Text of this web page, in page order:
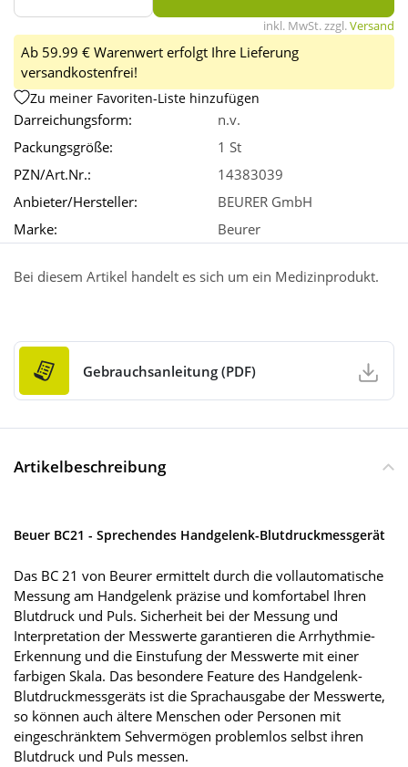
inkl. MwSt. zzgl.Versand
Ab 59.99 € Warenwert erfolgt Ihre Lieferung
versandkostenfrei!
Zu meiner Favoriten-Liste hinzufügen
Darreichungsform:
n.v.
Packungsgröße:
1 St
PZN/Art.Nr.:
14383039
Anbieter/Hersteller:
BEURER GmbH
Marke:
Beurer
Bei diesem Artikel handelt es sich um ein Medizinprodukt.
Gebrauchsanleitung (PDF)
Artikelbeschreibung
Beuer BC21 - Sprechendes Handgelenk-Blutdruckmessgerät
Das BC 21 von Beurer ermittelt durch die vollautomatische
Messung am Handgelenk präzise und komfortabel Ihren
Blutdruck und Puls. Sicherheit bei der Messung und
Interpretation der Messwerte garantieren die Arrhythmie-
Erkennung und die Einstufung der Messwerte mit einer
farbigen Skala. Das besondere Feature des Handgelenk-
Blutdruckmessgeräts ist die Sprachausgabe der Messwerte,
so können auch ältere Menschen oder Personen mit
eingeschränktem Sehvermögen problemlos selbst ihren
Blutdruck und Puls messen.